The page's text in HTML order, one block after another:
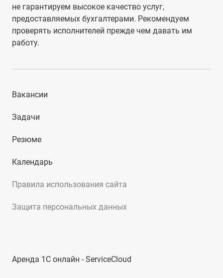
не гарантируем высокое качество услуг,
предоставляемых бухгалтерами. Рекомендуем
проверять исполнителей прежде чем давать им
работу.
Правила использования сайта
Защита персональных данных
Вакансии
Задачи
Резюме
Календарь
Аренда 1С онлайн - ServiceCloud